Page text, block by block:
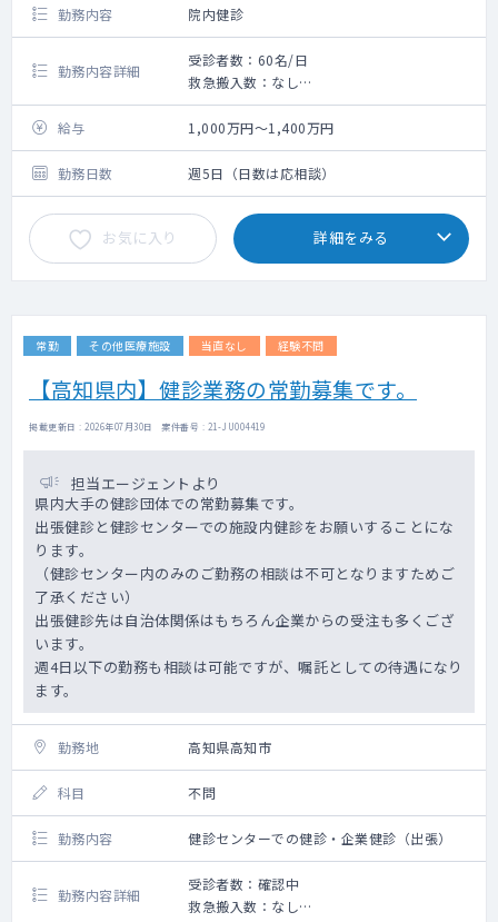
勤務内容 院内健診
勤務内容詳細
受診者数：60名/日
救急搬入数：なし
手術数：なし
総合病院の中にある健診センターでの勤務で
す。
基本的に、2診体制にて健診・ドックの診察、
読影、結果説明等を行って頂きます。
給与 1,000万円～1,400万円
勤務日数 週5日（日数は応相談）
お気に入り 詳細をみる
常勤 その他医療施設 当直なし 経験不問
【高知県内】健診業務の常勤募集です。
掲載更新日 : 2026年07月30日 案件番号 : 21-JU004419
担当エージェントより
県内大手の健診団体での常勤募集です。
出張健診と健診センターでの施設内健診をお願いすることにな
ります。
（健診センター内のみのご勤務の相談は不可となりますためご
了承ください）
出張健診先は自治体関係はもちろん企業からの受注も多くござ
います。
週4日以下の勤務も相談は可能ですが、嘱託としての待遇になり
ます。
勤務地 高知県高知市
科目 不問
勤務内容 健診センターでの健診・企業健診（出張）
勤務内容詳細
受診者数：確認中
救急搬入数：なし